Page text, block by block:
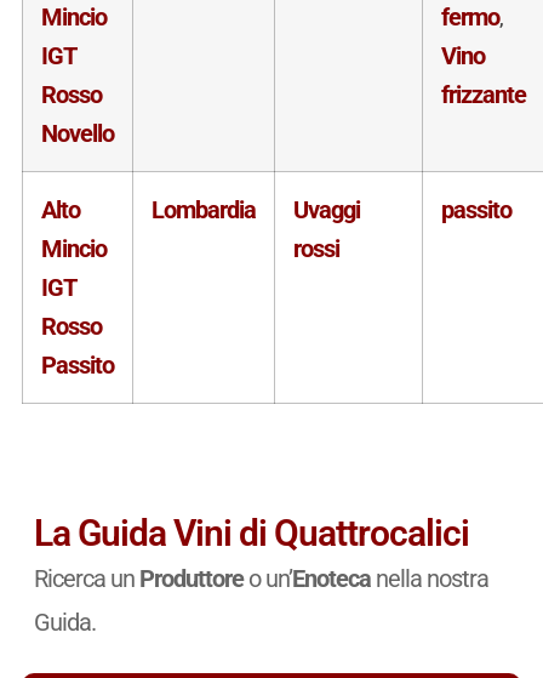
Mincio
IGT
Rosso
Novello
fermo,
Vino
frizzante
Alto
Mincio
IGT
Rosso
Passito
Lombardia
Uvaggi
rossi
passito
La Guida Vini di Quattrocalici
Ricerca un Produttoreo un’Enotecanella nostra
Guida.